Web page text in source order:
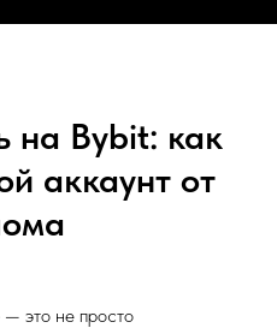
на Bybit: как
аккаунт от
— это не просто